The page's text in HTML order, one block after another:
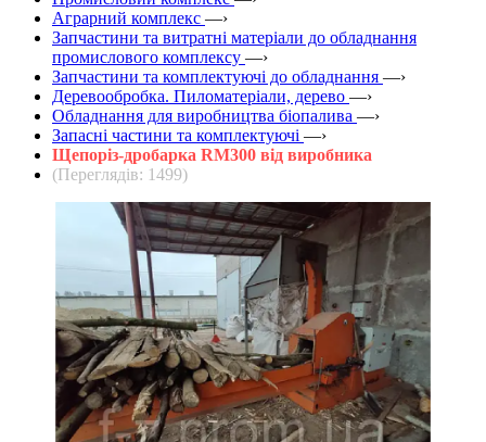
Аграрний комплекс —›
Запчастини та витратні матеріали до обладнання
промислового комплексу —›
Запчастини та комплектуючі до обладнання —›
Деревообробка. Пиломатеріали, дерево —›
Обладнання для виробництва біопалива —›
Запасні частини та комплектуючі —›
Щепоріз-дробарка RM300 від виробника
(Переглядів: 1499)